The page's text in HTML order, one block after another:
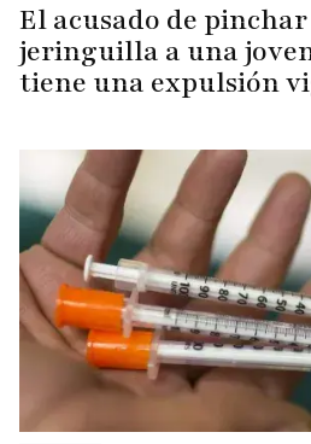
El acusado de
jeringuilla a una
tiene una expulsión